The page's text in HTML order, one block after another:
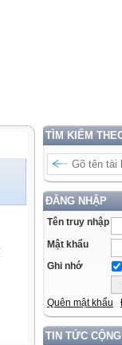
TÌM KIẾM
ĐĂNG NHẬP
Tên truy nhập
Mật khẩu
Ghi nhớ
Quên mật khẩu
TIN TỨC